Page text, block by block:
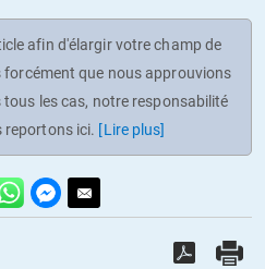
afin d'élargir votre champ de
forcément que nous approuvions
tous les cas, notre responsabilité
reportons ici. [Lire plus]